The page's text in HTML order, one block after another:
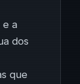
e a
dos
que